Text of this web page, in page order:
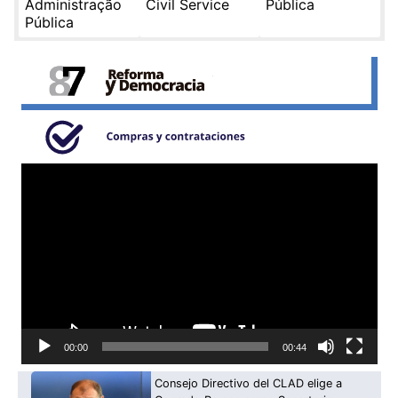
Administração
Pública
Civil Service Pública
00:00 00:44
Consejo Directivo del CLAD elige a